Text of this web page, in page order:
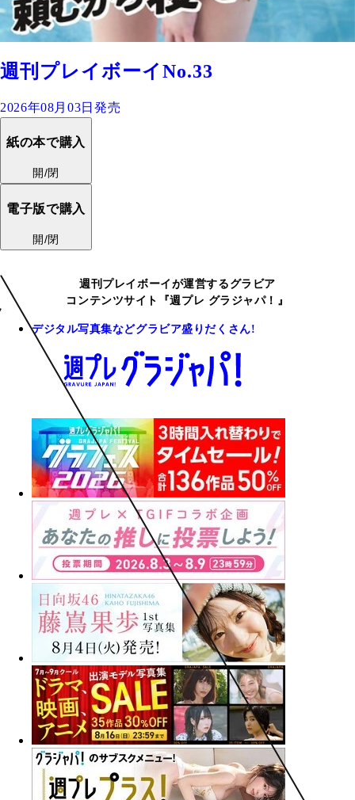
週刊プレイボーイNo.33
2026年08月03日発売
紙の本で購入
開/閉
電子版で購入
開/閉
週刊プレイボーイが運営するグラビア
コンテンツサイト『週プレ グラジャパ！』
デジタル写真集などグラビア盛りだくさん!